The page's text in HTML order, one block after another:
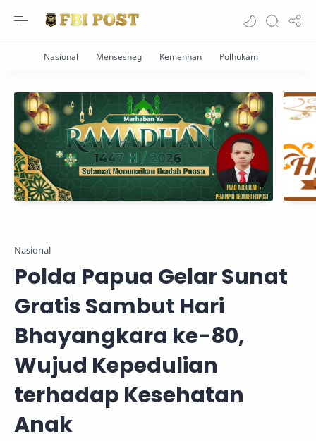
Nasional
Polda Papua Gelar Sunat
Gratis Sambut Hari
Bhayangkara ke-80,
Wujud Kepedulian
terhadap Kesehatan
Anak